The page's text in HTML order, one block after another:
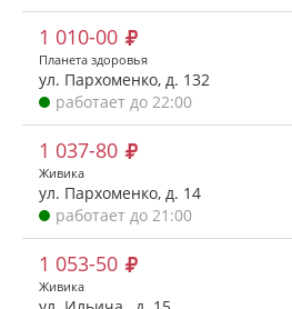
1 010-00
Планета здоровья
ул. Пархоменко, д. 132
работает до 22:00
1 037-80
Живика
ул. Пархоменко, д. 14
работает до 21:00
1 053-50
Живика